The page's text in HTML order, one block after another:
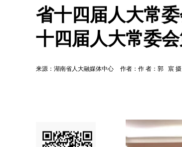
省十四届人大常
十四届人大常委
来源：湖南省人大融媒体中心 作者：作 者：郭 宸